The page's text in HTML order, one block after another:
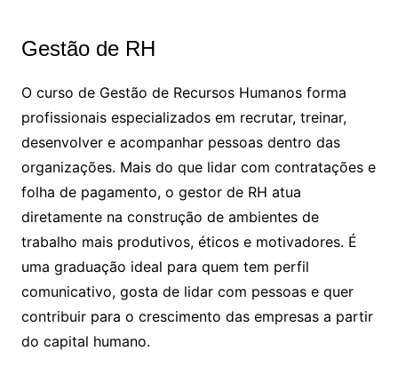
Gestão de RH
O curso de Gestão de Recursos Humanos forma
profissionais especializados em recrutar, treinar,
desenvolver e acompanhar pessoas dentro das
organizações. Mais do que lidar com contratações e
folha de pagamento, o gestor de RH atua
diretamente na construção de ambientes de
trabalho mais produtivos, éticos e motivadores. É
uma graduação ideal para quem tem perfil
comunicativo, gosta de lidar com pessoas e quer
contribuir para o crescimento das empresas a partir
do capital humano.